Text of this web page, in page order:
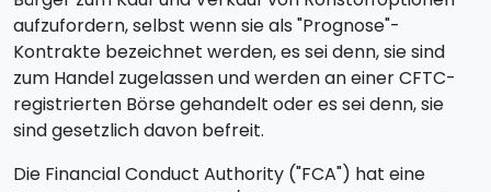
aufzufordern, selbst wenn sie als "Prognose"-
Kontrakte bezeichnet werden, es sei denn, sie sind
zum Handel zugelassen und werden an einer CFTC-
registrierten Börse gehandelt oder es sei denn, sie
sind gesetzlich davon befreit.
Die Financial Conduct Authority ("FCA") hat eine